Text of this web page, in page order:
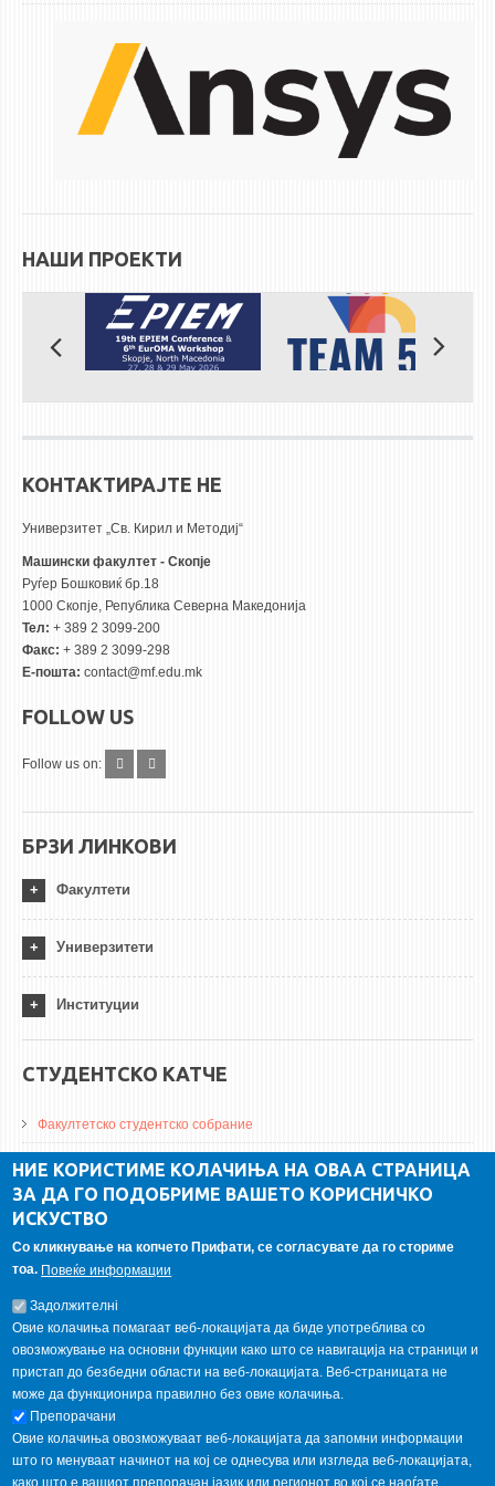
ОГЛАСНА ТАБЛА
СООПШТЕНИЈА
СТИПЕНДИИ
ПРАКСИ
НАШИ ПРОЕКТИ
КОНТАКТИРАЈТЕ НЕ
Универзитет „Св. Кирил и Методиј“
Машински факултет - Скопје
Руѓер Бошковиќ бр.18
1000 Скопје, Република Северна Македонија
Тел: + 389 2 3099-200
Факс: + 389 2 3099-298
Е-пошта: contact@mf.edu.mk
FOLLOW US
Follow us on:
БРЗИ ЛИНКОВИ
Факултети
Универзитети
Институции
СТУДЕНТСКО КАТЧЕ
Факултетско студентско собрание
ДА Винчи магазин
Алумни асоцијација
ГАЛЕРИЈА
НИЕ КОРИСТИМЕ КОЛАЧИЊА НА ОВАА СТРАНИЦА
ЗА ДА ГО ПОДОБРИМЕ ВАШЕТО КОРИСНИЧКО
ИСКУСТВО
Со кликнување на копчето Прифати, се согласувате да го сториме
тоа. Повеќе информации
Задолжителнi
Овие колачиња помагаат веб-локацијата да биде употреблива со
овозможување на основни функции како што се навигација на страници и
пристап до безбедни области на веб-локацијата. Веб-страницата не
може да функционира правилно без овие колачиња.
Препорачани
Овие колачиња овозможуваат веб-локацијата да запомни информации
што го менуваат начинот на кој се однесува или изгледа веб-локацијата,
како што е вашиот препорачан јазик или регионот во кој се наоѓате.